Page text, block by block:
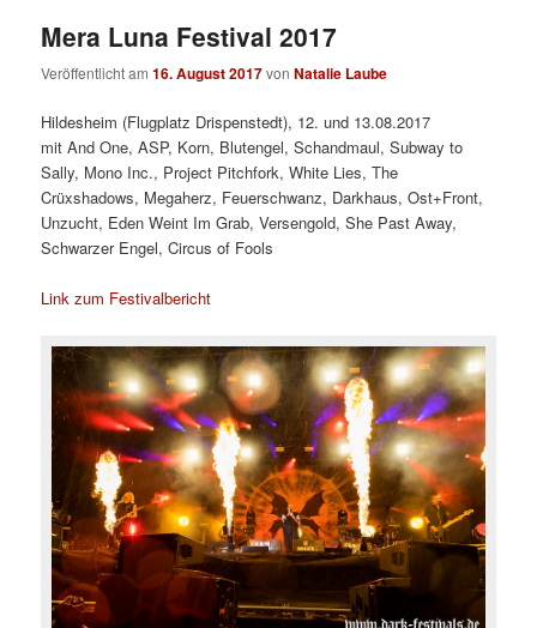
Mera Luna Festival 2017
Veröffentlicht am16. August 2017vonNatalie Laube
Hildesheim (Flugplatz Drispenstedt), 12. und 13.08.2017
mit And One, ASP, Korn, Blutengel, Schandmaul, Subway to
Sally, Mono Inc., Project Pitchfork, White Lies, The
Crüxshadows, Megaherz, Feuerschwanz, Darkhaus, Ost+Front,
Unzucht, Eden Weint Im Grab, Versengold, She Past Away,
Schwarzer Engel, Circus of Fools
Link zum Festivalbericht